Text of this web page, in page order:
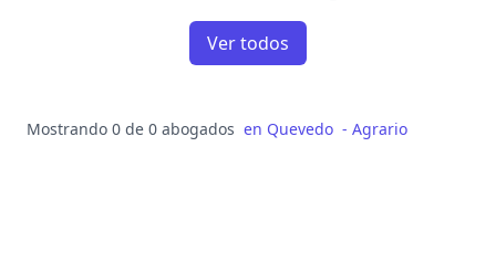
Ver todos
Mostrando 0 de 0 abogados en Quevedo - Agrario